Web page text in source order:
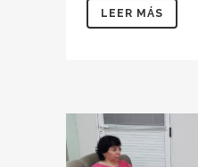
LEER MÁS